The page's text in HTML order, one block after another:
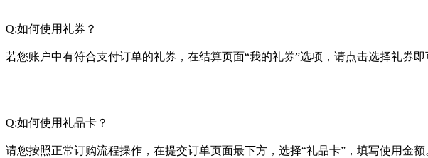
Q:如何使用礼券？
若您账户中有符合支付订单的礼券，在结算页面“我的礼券”选项，请点击选择礼券即
Q:如何使用礼品卡？
请您按照正常订购流程操作，在提交订单页面最下方，选择“礼品卡”，填写使用金额